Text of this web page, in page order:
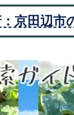
京田辺市